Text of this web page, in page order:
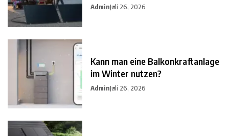
AdminJuli 26, 2026
Kann man eine Balkonkraftanlage
im Winter nutzen?
AdminJuli 26, 2026